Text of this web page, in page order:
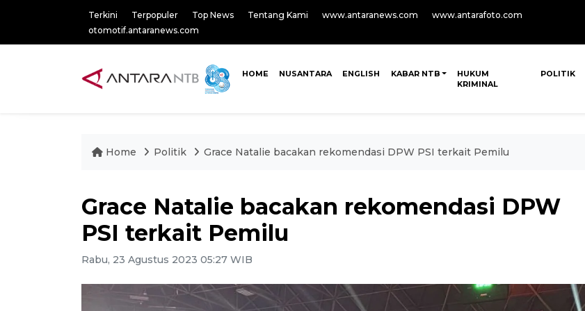
Terkini Terpopuler Top News Tentang Kami www.antaranews.com
www.antarafoto.com
otomotif.antaranews.com
HOME NUSANTARA ENGLISH KABAR NTB
HUKUM
KRIMINAL
POLITIK
Home Politik Grace Natalie bacakan rekomendasi DPW PSI terkait Pemilu
Grace Natalie bacakan rekomendasi DPW
PSI terkait Pemilu
Rabu, 23 Agustus 2023 05:27 WIB